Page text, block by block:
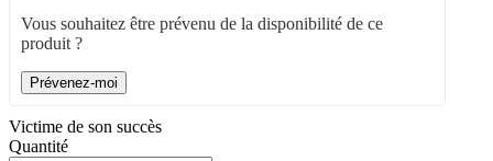
Vous souhaitez être prévenu de la disponibilité de ce
produit ?
Prévenez-moi
Victime de son succès
Quantité